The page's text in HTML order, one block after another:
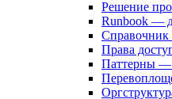
Решение
Runbook —
Права
Паттерны —